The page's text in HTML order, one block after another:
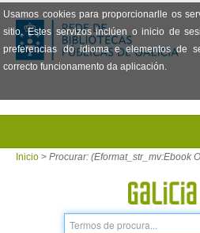
Usamos cookies para proporcionarlle os
sitio. Estes servizos inclúen o inicio de
preferencias do idioma e elementos de
correcto funcionamento da aplicación.
INICIO
PRÉSTAMO
Inicio > Procurar: (Eformat_str_mv:Ebook